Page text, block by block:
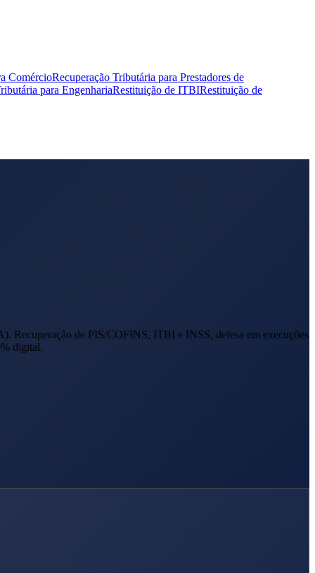
ComércioRecuperação Tributária para Prestadores de
para EngenhariaRestituição de ITBIRestituição de
). Recuperação de PIS/COFINS, ITBI e INSS, defesa em execuções
digital.